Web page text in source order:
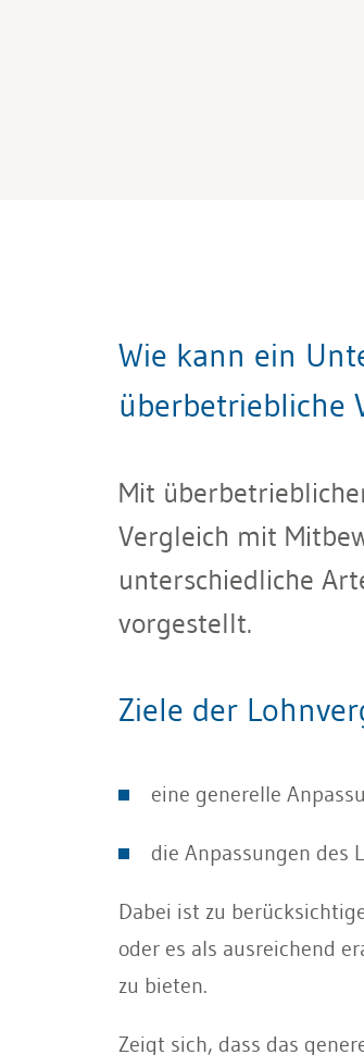
Wie kann ein
überbetriebliche
Mit
Vergleich mit
unterschiedliche
vorgestellt.
Ziele der
eine generelle
die Anpassungen des
Dabei ist zu
oder es als ausreichend
zu bieten.
Zeigt sich, dass das